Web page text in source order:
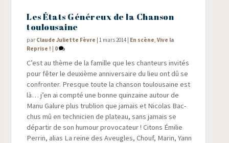
Les États Généreux de la Chanson
toulousaine
par Claude Juliette Fèvre |1 mars 2014 En scène,Vive la
Reprise !
0
C’est au thème de la famille que les chan­teurs invi­tés
pour fêter le deuxième anni­ver­saire du lieu ont dû se
confron­ter. Presque toute la chan­son tou­lou­saine est
là… j’en ai comp­té une bonne quin­zaine autour de
Manu Galure plus tru­blion que jamais et Nico­las Bac­
chus mû en tech­ni­cien de pla­teau, sans jamais se
dépar­tir de son humour pro­vo­ca­teur ! Citons Émi­lie
Per­rin, alias La reine des Aveugles, Chouf, Marin, Yann